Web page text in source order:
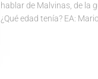
hablar de Malvinas, de la
¿Qué edad tenía? EA: